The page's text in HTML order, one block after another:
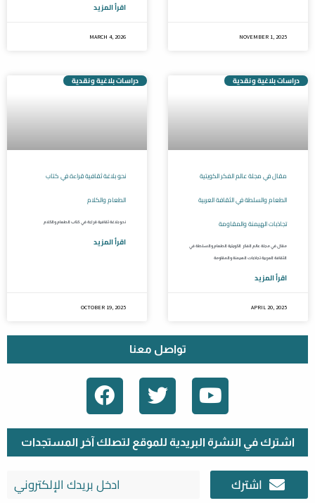
اقرأ المزيد
MARCH 4, 2026 NOVEMBER 1, 2025
دراسات بلاغية ونقدية
نحو بلاغة ثقافية قراءة في كتاب
الطعام والكلام
نحو بلاغة ثقافية قراءة في كتاب الطعام والكلام
اقرأ المزيد
OCTOBER 19, 2025
دراسات بلاغية ونقدية
مقال في مجلة عالم الفكر الكويتية
الطعام والسلطة في الثقافة العربية
تجاذبات الهيمنة والمقاومة
مقال في مجلة عالم الفكر الكويتية الطعام والسلطة في
الثقافة العربية تجاذبات الهيمنة والمقاومة
اقرأ المزيد
APRIL 20, 2025
تواصل معنا
F
A
C
E
O
T
W
I
T
Y
O
U
T
U
اشترك في النشرة البريدية للموقع لتصلك آخر المستجدات
اشترك